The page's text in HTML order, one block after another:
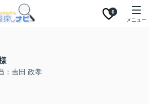
0
メニュー
：吉田 政孝